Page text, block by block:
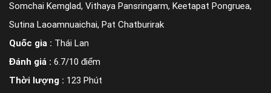
Somchai Kemglad, Vithaya Pansringarm, Keetapat Pongruea,
Sutina Laoamnuaichai, Pat Chatburirak
Quốc gia : Thái Lan
Đánh giá : 6.7/10 điểm
Thời lượng : 123 Phút